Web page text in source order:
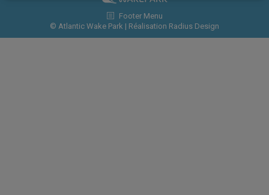
Footer Menu
© Atlantic Wake Park | Réalisation Radius Design